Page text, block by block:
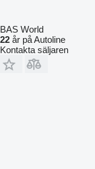
BAS World
22 år på Autoline
Kontakta säljaren